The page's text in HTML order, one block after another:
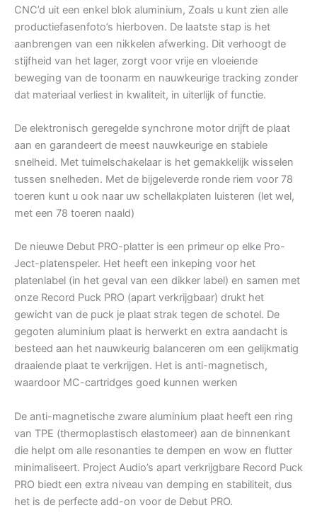
CNC’d uit een enkel blok aluminium, Zoals u kunt zien alle
productiefasenfoto’s hierboven. De laatste stap is het
aanbrengen van een nikkelen afwerking. Dit verhoogt de
stijfheid van het lager, zorgt voor vrije en vloeiende
beweging van de toonarm en nauwkeurige tracking zonder
dat materiaal verliest in kwaliteit, in uiterlijk of functie.
De elektronisch geregelde synchrone motor drijft de plaat
aan en garandeert de meest nauwkeurige en stabiele
snelheid. Met tuimelschakelaar is het gemakkelijk wisselen
tussen snelheden. Met de bijgeleverde ronde riem voor 78
toeren kunt u ook naar uw schellakplaten luisteren (let wel,
met een 78 toeren naald)
De nieuwe Debut PRO-platter is een primeur op elke Pro-
Ject-platenspeler. Het heeft een inkeping voor het
platenlabel (in het geval van een dikker label) en samen met
onze Record Puck PRO (apart verkrijgbaar) drukt het
gewicht van de puck je plaat strak tegen de schotel. De
gegoten aluminium plaat is herwerkt en extra aandacht is
besteed aan het nauwkeurig balanceren om een gelijkmatig
draaiende plaat te verkrijgen. Het is anti-magnetisch,
waardoor MC-cartridges goed kunnen werken
De anti-magnetische zware aluminium plaat heeft een ring
van TPE (thermoplastisch elastomeer) aan de binnenkant
die helpt om alle resonanties te dempen en wow en flutter
minimaliseert. Project Audio’s apart verkrijgbare Record Puck
PRO biedt een extra niveau van demping en stabiliteit, dus
het is de perfecte add-on voor de Debut PRO.